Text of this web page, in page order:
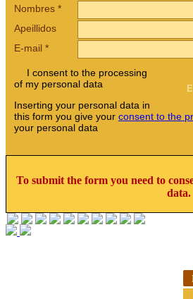
Nombres *
Apeillidos
E-mail *
I consent to the processing
of my personal data
Inserting your personal data in
this form you give your consent to the
your personal data
To submit the form you need to
data.